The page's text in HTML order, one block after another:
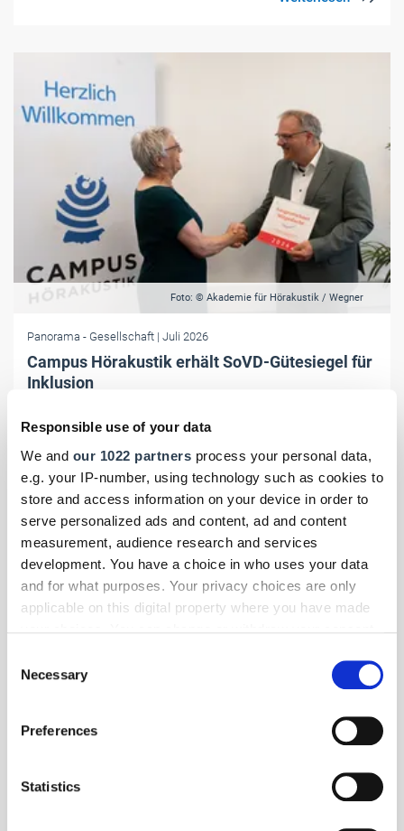
Responsible use of your data
We and our 1022 partners process your personal data,
e.g. your IP-number, using technology such as cookies to
store and access information on your device in order to
serve personalized ads and content, ad and content
measurement, audience research and services
development. You have a choice in who uses your data
and for what purposes. Your privacy choices are only
applicable on this digital property where you have made
the Privacy trigger icon.
Collect information about your geographical location
Identify your device by actively scanning it for
Selection
Necessary
Preferences
Statistics
Foto: © Akademie für Hörakustik / Wegner
Panorama - Gesellschaft | Juli 2026
Campus Hörakustik erhält SoVD-Gütesiegel für
Inklusion
Menschen mit Behinderung: Der Campus Hörakustik in Lübeck erhält
SoVD-Gütesiegel vom Sozialverband Deutschland.
Foto: © Lernidee